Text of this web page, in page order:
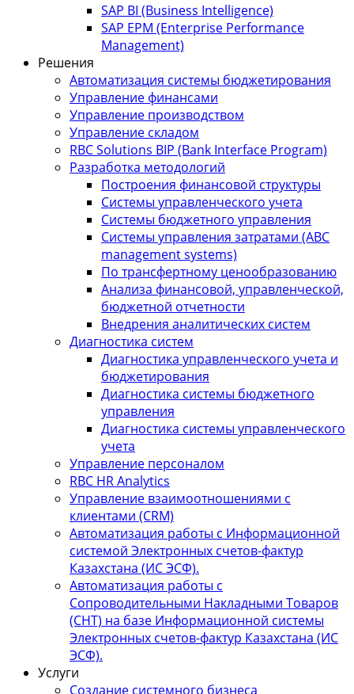
SAP BI (Business Intelligence)
SAP EPM (Enterprise Performance
Management)
Решения
Автоматизация системы бюджетирования
Управление финансами
Управление производством
Управление складом
RBC Solutions BIP (Bank Interface Program)
Разработка методологий
Построения финансовой структуры
Системы управленческого учета
Системы бюджетного управления
Системы управления затратами (АBC
management systems)
По трансфертному ценообразованию
Анализа финансовой, управленческой,
бюджетной отчетности
Внедрения аналитических систем
Диагностика систем
Диагностика управленческого учета и
бюджетирования
Диагностика системы бюджетного
управления
Диагностика системы управленческого
учета
Управление персоналом
RBC HR Аnalytics
Управление взаимоотношениями с
клиентами (СRM)
Автоматизация работы с Информационной
системой Электронных счетов-фактур
Казахстана (ИС ЭСФ).
Автоматизация работы с
Сопроводительными Накладными Товаров
(СНТ) на базе Информационной системы
Электронных счетов-фактур Казахстана (ИС
ЭСФ).
Услуги
Создание системного бизнеса